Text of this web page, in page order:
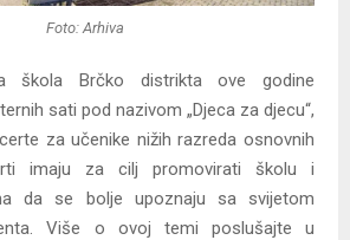
Foto: Arhiva
škola Brčko distrikta ove godine
sati pod nazivom „Djeca za djecu“,
za učenike nižih razreda osnovnih
imaju za cilj promovirati školu i
da se bolje upoznaju sa svijetom
Više o ovoj temi poslušajte u